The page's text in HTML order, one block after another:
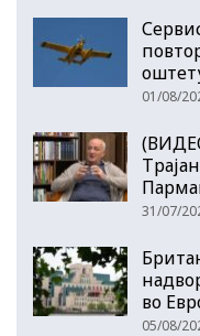
01/08/
31/07/
во
05/08/